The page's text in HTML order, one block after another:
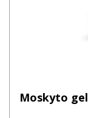
Moskyto gel